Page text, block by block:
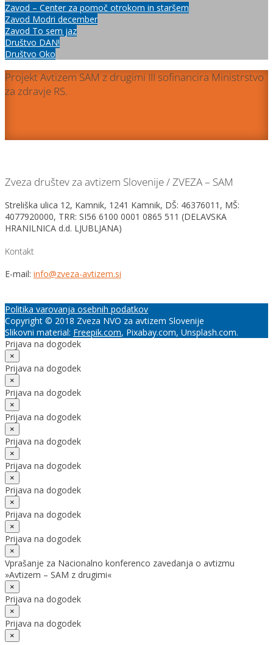
Zavod – Center za pomoč otrokom in staršem
Zavod Modri december
Zavod To sem jaz
Društvo DAN!
Društvo Oko
Projekt Avtizem SAM z drugimi III sofinancira Ministrstvo
za zdravje RS.
Zveza društev za avtizem Slovenije / ZVEZA – SAM
Streliška ulica 12, Kamnik, 1241 Kamnik, DŠ: 46376011, MŠ:
4077920000, TRR: SI56 6100 0001 0865 511 (DELAVSKA
HRANILNICA d.d. LJUBLJANA)
Kontakt
E-mail: info@zveza-avtizem.si
Politika varovanja osebnih podatkov
Copyright © 2018 Zveza NVO za avtizem Slovenije
Slikovni material: Freepik.com, Pixabay.com, Unsplash.com.
Prijava na dogodek
×
Prijava na dogodek
×
Prijava na dogodek
×
Prijava na dogodek
×
Prijava na dogodek
×
Prijava na dogodek
×
Prijava na dogodek
×
Prijava na dogodek
×
Prijava na dogodek
×
Vprašanje za Nacionalno konferenco zavedanja o avtizmu
»Avtizem – SAM z drugimi«
×
Prijava na dogodek
×
Prijava na dogodek
×